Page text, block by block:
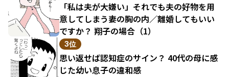
「私は夫が大嫌い」それでも夫の好物を用
意してしまう妻の胸の内／離婚してもいい
ですか？ 翔子の場合（1）
3位
思い返せば認知症のサイン？ 40代の母に感
じた幼い息子の違和感